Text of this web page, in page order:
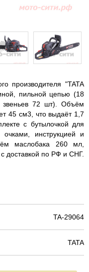
"TATA
пильной цепью (18
звеньев 72 шт). Объём
45 см3, что выдаёт 1,7
с бутылочкой для
инструкцией и
маслобака 260 мл,
доставкой по РФ и СНГ.
TA-29064
TATA